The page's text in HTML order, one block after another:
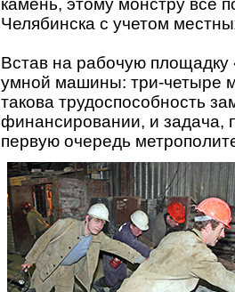
камень, этому монстру все
Челябинска с учетом
Встав на рабочую
умной машины: три-четыре
такова трудоспособность
финансировании, и задача,
первую очередь